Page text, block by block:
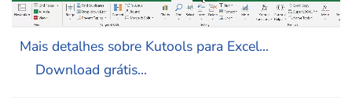
Mais detalhes sobre Kutools para Excel...
Download grátis...